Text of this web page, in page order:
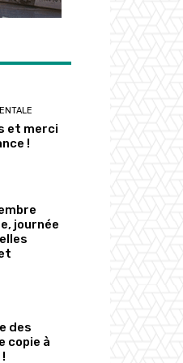
et merci
!
journée
des
copie à